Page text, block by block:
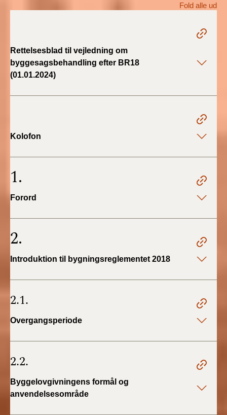
BR18 (29/6 - 31/12
2021)
2020)
BR18 (1/1-9/3 2020)
BR18 (1/1-4/7 2019)
BR18 (1/1-30/6
Tidligere BR (1961-
2010)
Fold alle ud
Rettelsesblad til vejledning om
byggesagsbehandling efter BR18
(01.01.2024)
Kolofon
1.
Forord
2.
Introduktion til bygningsreglementet 2018
2.1.
Overgangsperiode
2.2.
Byggelovgivningens formål og
anvendelsesområde